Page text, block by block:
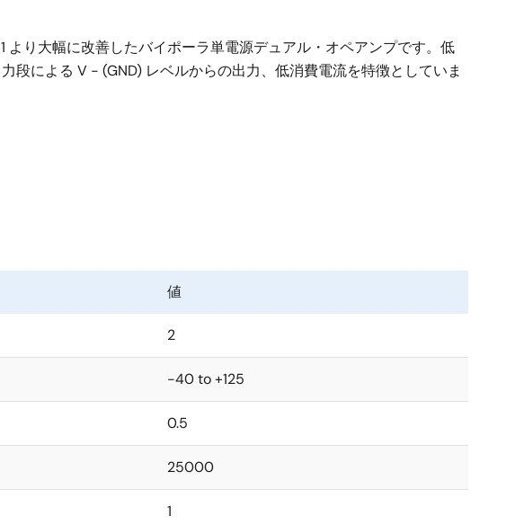
より大幅に改善したバイポーラ単電源デュアル・オペアンプです。低
段による V - (GND) レベルからの出力、低消費電流を特徴としていま
値
2
-40 to +125
0.5
25000
1